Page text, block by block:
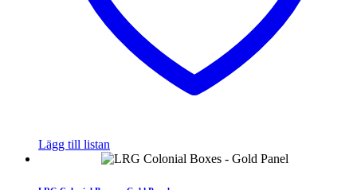
Lägg till listan